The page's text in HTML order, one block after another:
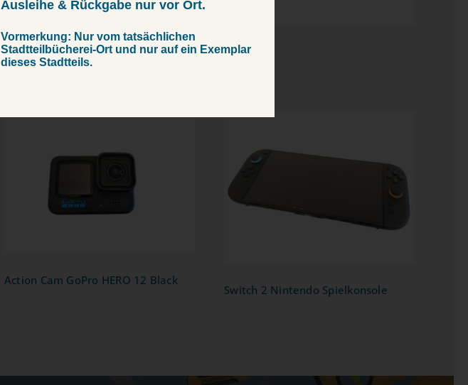
Action Cam GoPro HERO
12 Black
Action Cam GoPro HERO 12 Black
Switch 2 Nintendo Spielkonsole
Ausleihe & Rückgabe nur vor Ort.
Vormerkung: Nur vom tatsächlichen
Stadtteilbücherei-Ort und nur auf ein Exemplar
dieses Stadtteils.